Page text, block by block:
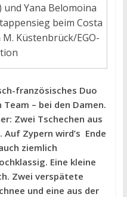
Yana Belomoina
beim Costa
Küstenbrück/EGO-
französisches Duo
– bei den Damen.
Zwei Tschechen aus
Zypern wird’s Ende
ziemlich
Eine kleine
Zwei verspätete
und eine aus der